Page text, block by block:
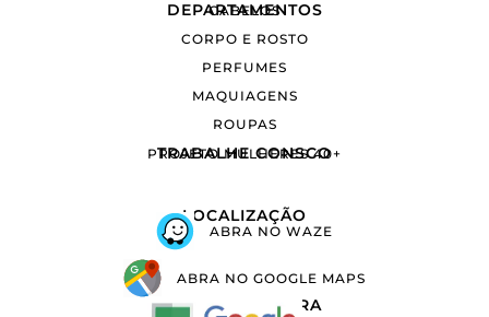
DEPARTAMENTOS
CABELOS
CORPO E ROSTO
PERFUMES
MAQUIAGENS
ROUPAS
TRABALHE CONSCO
PROJETO MULHERES 40+
LOCALIZAÇÃO
ABRA NO WAZE
ABRA NO GOOGLE MAPS
COMPRA SEGURA